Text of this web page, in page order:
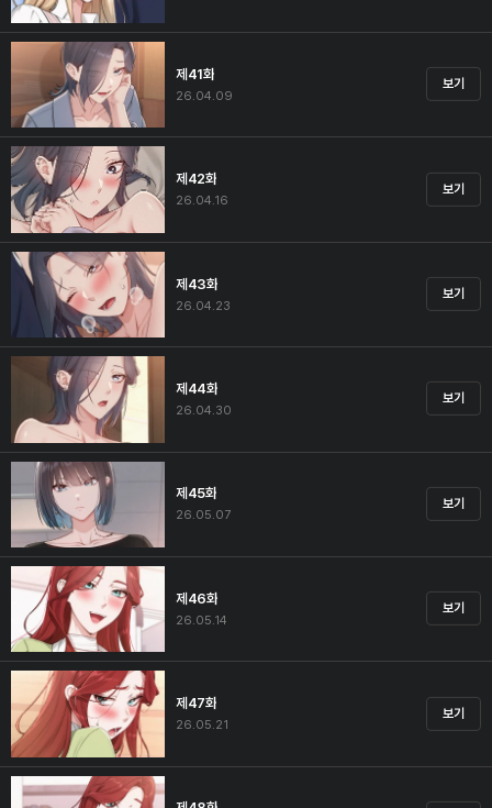
제41화
26.04.09
보기
제42화
26.04.16
보기
제43화
26.04.23
보기
제44화
26.04.30
보기
제45화
26.05.07
보기
제46화
26.05.14
보기
제47화
26.05.21
보기